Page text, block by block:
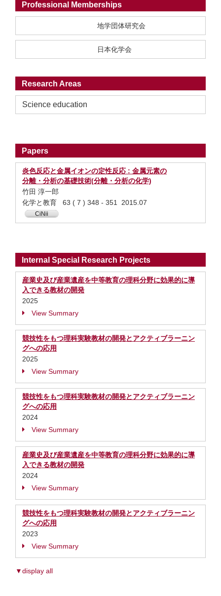
Professional Memberships
地学団体研究会
日本化学会
Research Areas
Science education
Papers
炎色反応と金属イオンの定性反応 : 金属元素の
分離・分析の基礎技術(分離・分析の化学)
竹田 淳一郎
化学と教育 63 ( 7 ) 348 - 351 2015.07
CiNii
Internal Special Research Projects
産業史及び産業遺産を中等教育の理科分野に効果的に導
入できる教材の開発
2025
View Summary
競技性をもつ理科実験教材の開発とアクティブラーニン
グへの応用
2025
View Summary
競技性をもつ理科実験教材の開発とアクティブラーニン
グへの応用
2024
View Summary
産業史及び産業遺産を中等教育の理科分野に効果的に導
入できる教材の開発
2024
View Summary
競技性をもつ理科実験教材の開発とアクティブラーニン
グへの応用
2023
View Summary
▼display all